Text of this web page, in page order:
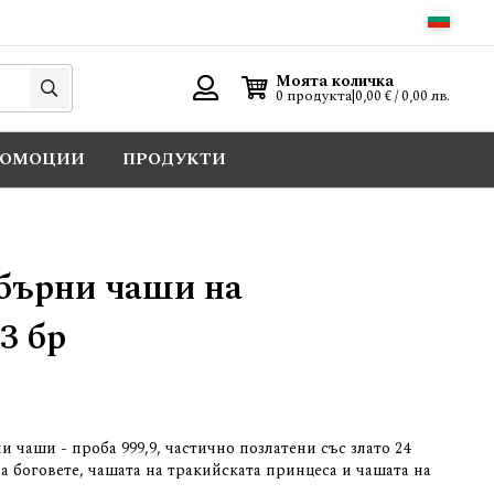
Търси
Моята количка
0 продукта|0,00 € / 0,00 лв.
ПРОДУКТИ
чаши на
бр
чаши - проба 999,9, частично позлатени със злато 24
боговете, чашата на тракийската принцеса и чашата на